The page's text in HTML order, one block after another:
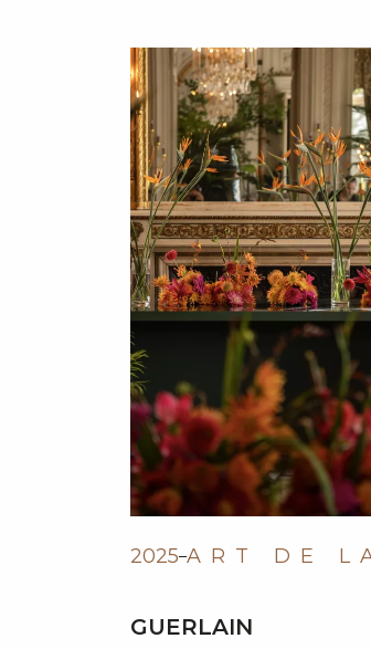
2025 ART DE
GUERLAIN